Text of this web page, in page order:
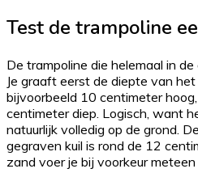
Test de trampoline
De trampoline die helemaal in
Je graaft eerst de diepte van
bijvoorbeeld 10 centimeter
centimeter diep. Logisch, want
natuurlijk volledig op de grond.
gegraven kuil is rond de 12
zand voer je bij voorkeur